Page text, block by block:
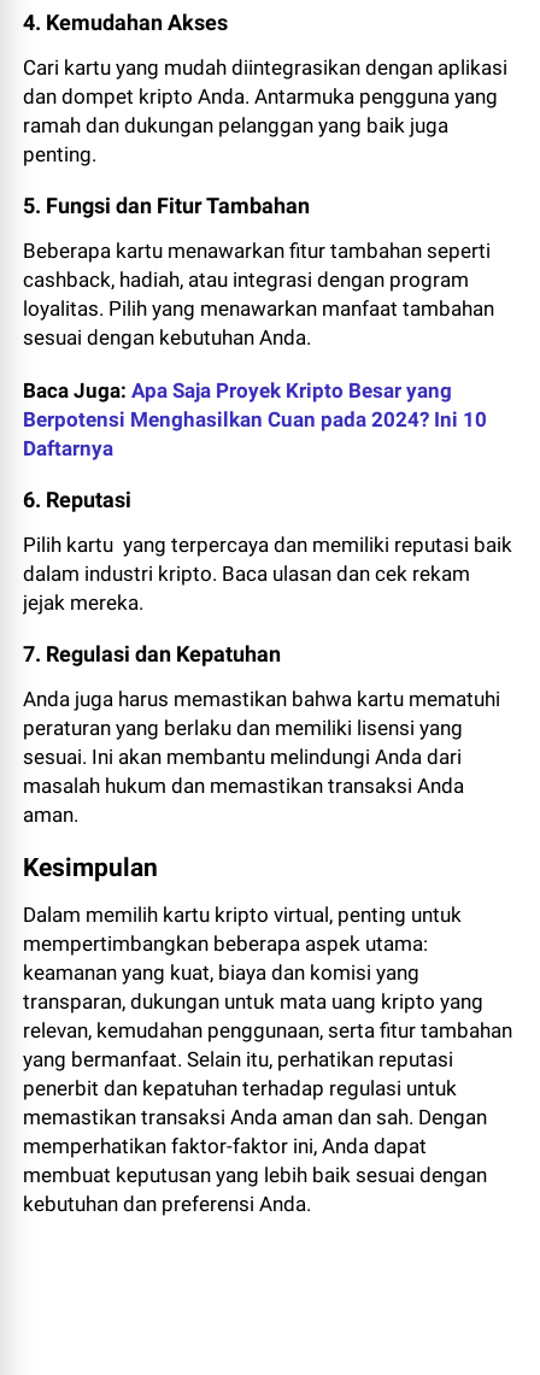
4. Kemudahan Akses
Cari kartu yang mudah diintegrasikan dengan aplikasi
dan dompet kripto Anda. Antarmuka pengguna yang
ramah dan dukungan pelanggan yang baik juga
penting.
5. Fungsi dan Fitur Tambahan
Beberapa kartu menawarkan fitur tambahan seperti
cashback, hadiah, atau integrasi dengan program
loyalitas. Pilih yang menawarkan manfaat tambahan
sesuai dengan kebutuhan Anda.
Baca Juga:Apa Saja Proyek Kripto Besar yang
Berpotensi Menghasilkan Cuan pada 2024? Ini 10
Daftarnya
6. Reputasi
Pilih kartu yang terpercaya dan memiliki reputasi baik
dalam industri kripto. Baca ulasan dan cek rekam
jejak mereka.
7. Regulasi dan Kepatuhan
Anda juga harus memastikan bahwa kartu mematuhi
peraturan yang berlaku dan memiliki lisensi yang
sesuai. Ini akan membantu melindungi Anda dari
masalah hukum dan memastikan transaksi Anda
aman.
Kesimpulan
Dalam memilih kartu kripto virtual, penting untuk
mempertimbangkan beberapa aspek utama:
keamanan yang kuat, biaya dan komisi yang
transparan, dukungan untuk mata uang kripto yang
relevan, kemudahan penggunaan, serta fitur tambahan
yang bermanfaat. Selain itu, perhatikan reputasi
penerbit dan kepatuhan terhadap regulasi untuk
memastikan transaksi Anda aman dan sah. Dengan
memperhatikan faktor-faktor ini, Anda dapat
membuat keputusan yang lebih baik sesuai dengan
kebutuhan dan preferensi Anda.